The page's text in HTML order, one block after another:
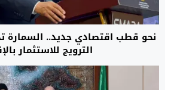
نحو قطب اقتصادي جديد.. السمارة
الترويج للاستثمار